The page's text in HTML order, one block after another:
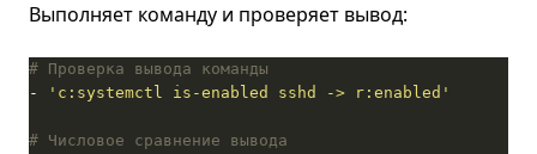
Выполняет команду и проверяет вывод:
# Проверка вывода команды
-
'c:systemctl is-enabled sshd -> r:enabled'
# Числовое сравнение вывода